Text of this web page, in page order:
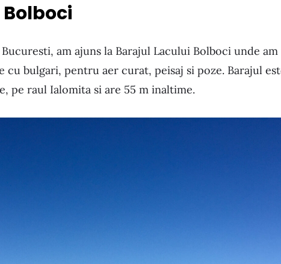
am ajuns la Barajul Lacului Bolboci unde
bulgari, pentru aer curat, peisaj si poze. Barajul
pe raul Ialomita si are 55 m inaltime.